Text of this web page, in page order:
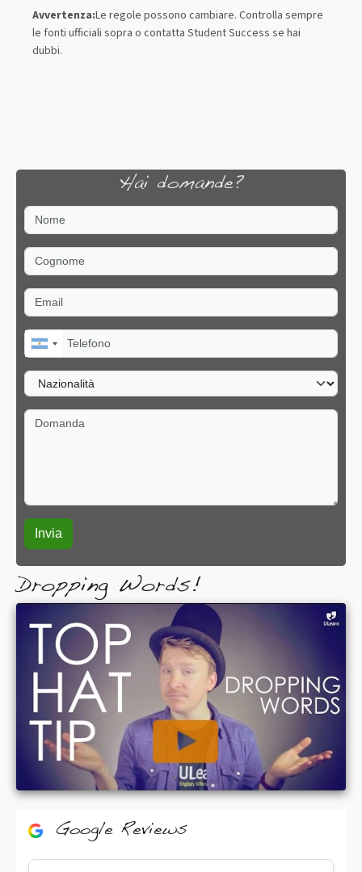
Avvertenza:Le regole possono cambiare. Controlla sempre
le fonti ufficiali sopra o contatta Student Success se hai
dubbi.
Hai domande?
Nome
Cognome
Email
Telefono
Nazionalità
Domanda
Dropping Words!
Google Reviews